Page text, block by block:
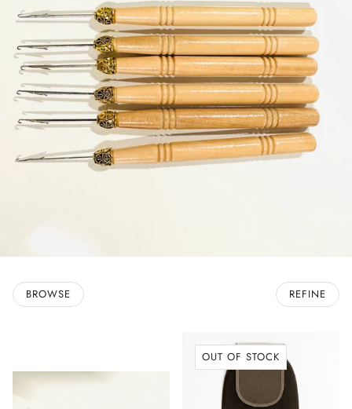
BROWSE REFINE
OUT OF STOCK